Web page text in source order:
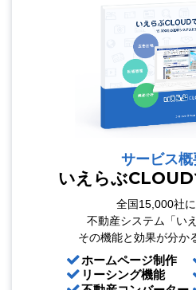
サービス
いえらぶ
全国15,000社
不動産システム「い
その機能と効果が分か
ホームページ制作
リーシング機能